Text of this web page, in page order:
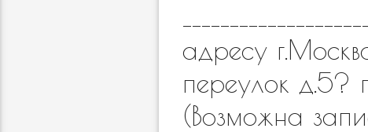
адресу
переулок д.5?
(Возможна